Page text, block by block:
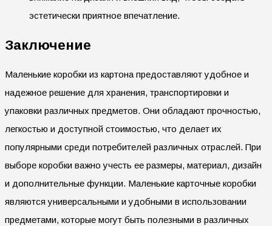
эстетически приятное впечатление.
Заключение
Маленькие коробки из картона предоставляют удобное и
надежное решение для хранения, транспортировки и
упаковки различных предметов. Они обладают прочностью,
легкостью и доступной стоимостью, что делает их
популярными среди потребителей различных отраслей. При
выборе коробки важно учесть ее размеры, материал, дизайн
и дополнительные функции. Маленькие карточные коробки
являются универсальными и удобными в использовании
предметами, которые могут быть полезными в различных